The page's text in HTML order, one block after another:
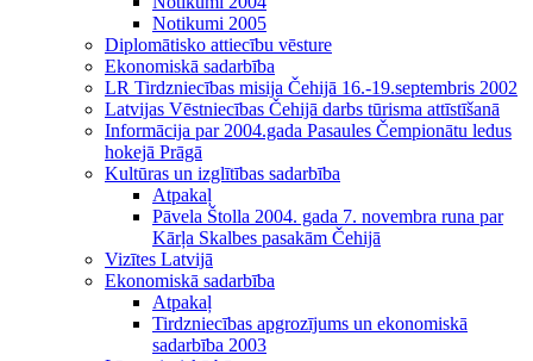
Notikumi 2005
Diplomātisko attiecību vēsture
Ekonomiskā sadarbība
LR Tirdzniecības misija Čehijā 16.-19.septembris 2002
Latvijas Vēstniecības Čehijā darbs tūrisma attīstīšanā
Informācija par 2004.gada Pasaules Čempionātu ledus
hokejā Prāgā
Kultūras un izglītības sadarbība
Atpakaļ
Pāvela Štolla 2004. gada 7. novembra runa par
Kārļa Skalbes pasakām Čehijā
Vizītes Latvijā
Ekonomiskā sadarbība
Atpakaļ
Tirdzniecības apgrozījums un ekonomiskā
sadarbība 2003